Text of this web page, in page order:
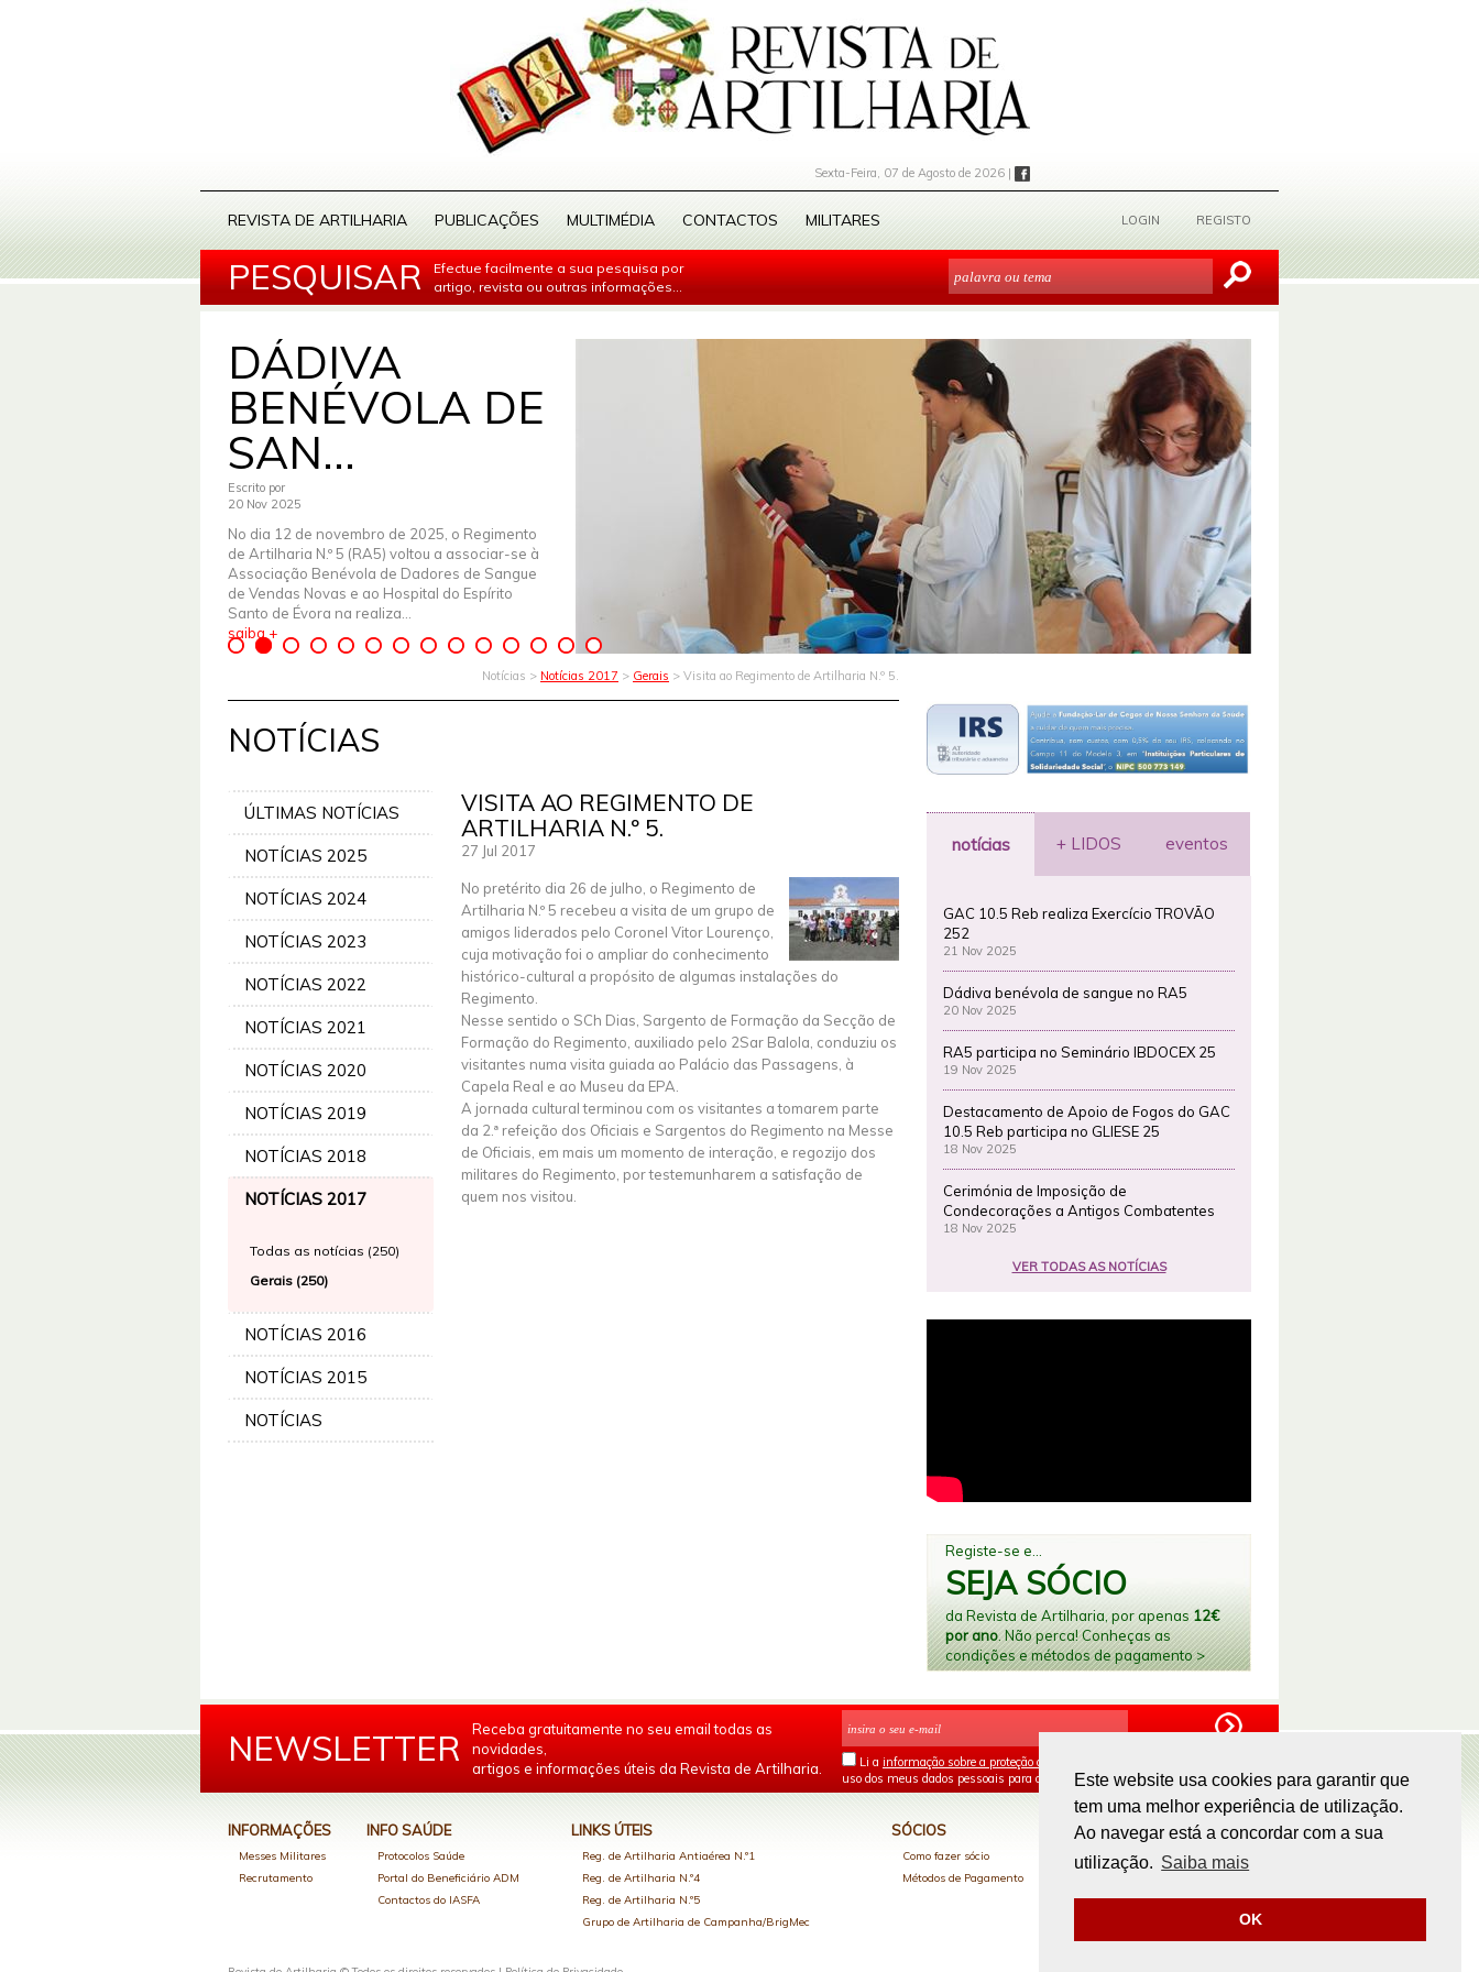
Este website usa cookies para garantir que
tem uma melhor experiência de utilização.
Ao navegar está a concordar com a sua
utilização. Saiba mais
OK
Sexta-Feira, 07 de Agosto de 2026 |
REVISTA DE ARTILHARIA PUBLICAÇÕES MULTIMÉDIA CONTACTOS MILITARES LOGIN REGISTO
PESQUISAR
Efectue facilmente a sua pesquisa por
artigo, revista ou outras informações...
DÁDIVA
BENÉVOLA DE
SAN...
Escrito por
20 Nov 2025
No dia 12 de novembro de 2025, o Regimento
de Artilharia N.º 5 (RA5) voltou a associar-se à
Associação Benévola de Dadores de Sangue
de Vendas Novas e ao Hospital do Espírito
Santo de Évora na realiza...
saiba +
Notícias > Notícias 2017 > Gerais > Visita ao Regimento de Artilharia N.º 5.
NOTÍCIAS
ÚLTIMAS NOTÍCIAS
NOTÍCIAS 2025
NOTÍCIAS 2024
NOTÍCIAS 2023
NOTÍCIAS 2022
NOTÍCIAS 2021
NOTÍCIAS 2020
NOTÍCIAS 2019
NOTÍCIAS 2018
NOTÍCIAS 2017
Todas as notícias (250)
Gerais (250)
NOTÍCIAS 2016
NOTÍCIAS 2015
NOTÍCIAS
VISITA AO REGIMENTO DE
ARTILHARIA N.º 5.
27 Jul 2017
No pretérito dia 26 de julho, o Regimento de
Artilharia N.º 5 recebeu a visita de um grupo de
amigos liderados pelo Coronel Vitor Lourenço,
cuja motivação foi o ampliar do conhecimento
histórico-cultural a propósito de algumas instalações do
Regimento.
Nesse sentido o SCh Dias, Sargento de Formação da Secção de
Formação do Regimento, auxiliado pelo 2Sar Balola, conduziu os
visitantes numa visita guiada ao Palácio das Passagens, à
Capela Real e ao Museu da EPA.
A jornada cultural terminou com os visitantes a tomarem parte
da 2.ª refeição dos Oficiais e Sargentos do Regimento na Messe
de Oficiais, em mais um momento de interação, e regozijo dos
militares do Regimento, por testemunharem a satisfação de
quem nos visitou.
notícias + LIDOS eventos
GAC 10.5 Reb realiza Exercício TROVÃO
252
21 Nov 2025
Dádiva benévola de sangue no RA5
20 Nov 2025
RA5 participa no Seminário IBDOCEX 25
19 Nov 2025
Destacamento de Apoio de Fogos do GAC
10.5 Reb participa no GLIESE 25
18 Nov 2025
Cerimónia de Imposição de
Condecorações a Antigos Combatentes
18 Nov 2025
VER TODAS AS NOTÍCIAS
Registe-se e...
SEJA SÓCIO
da Revista de Artilharia, por apenas 12€
por ano. Não perca! Conheças as
condições e métodos de pagamento >
NEWSLETTER
Receba gratuitamente no seu email todas as
novidades,
artigos e informações úteis da Revista de Artilharia.
Li a informação sobre a proteção de dados
uso dos meus dados pessoais para os fins mencionados.
INFORMAÇÕES
Messes Militares
Recrutamento
INFO SAÚDE
Protocolos Saúde
Portal do Beneficiário ADM
Contactos do IASFA
LINKS ÚTEIS
Reg. de Artilharia Antiaérea N.º1
Reg. de Artilharia N.º4
Reg. de Artilharia N.º5
Grupo de Artilharia de Campanha/BrigMec
SÓCIOS
Como fazer sócio
Métodos de Pagamento
PAGAMENTOS ONLINE